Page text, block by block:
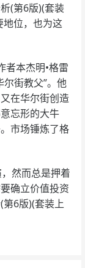
(第6版)(套装
地位，也为这
本杰明•格雷
街教父”。他
在华尔街创造
忘形的大牛
市场锤炼了格
然而总是押着
确立价值投资
6版)(套装上